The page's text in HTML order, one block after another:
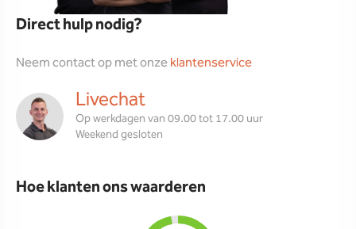
Direct hulp nodig?
Neem contact op met onzeklantenservice
Livechat
Op werkdagen van 09.00 tot 17.00 uur
Weekend gesloten
Hoe klanten ons waarderen